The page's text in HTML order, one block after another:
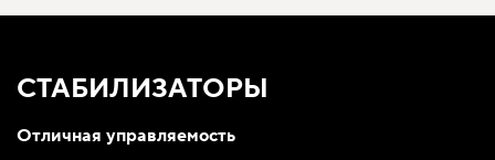
СТАБИЛИЗАТОРЫ
Отличная управляемость